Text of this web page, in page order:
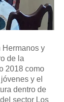
Hermanos y
de la
2018 como
y el
dentro de
sector Los